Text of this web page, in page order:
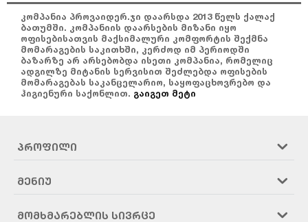
კომპანია პროვაიდერ.ჯი დაარსდა 2013 წელს ქალაქ
ბათუმში. კომპანიის დაარსების მიზანი იყო
ოფისებისათვის მაქსიმალური კომფორტის შექმნა
მომარაგების საკითხში, კერძოდ იმ პერიოდში
ბაზარზე არ არსებობდა ისეთი კომპანია, რომელიც
ადგილზე მიტანის სერვისით შეძლებდა ოფისების
მომარაგებას საკანცელარიო, საყოფაცხოვრებო და
ჰიგიენური საქონლით. გაიგეთ მეტი
ᲞᲠᲝᲤᲘᲚᲘ
ᲛᲔᲜᲘᲣ
ᲛᲝᲛᲮᲛᲐᲠᲔᲑᲚᲘᲡ ᲡᲘᲕᲠᲪᲔ